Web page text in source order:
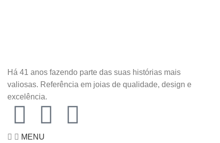
Há 41 anos fazendo parte das suas histórias mais
valiosas. Referência em joias de qualidade, design e
excelência.
MENU